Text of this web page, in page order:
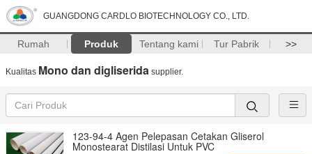
GUANGDONG CARDLO BIOTECHNOLOGY CO., LTD.
Rumah Produk Tentang kami Tur Pabrik >>
Kualitas Mono dan digliserida supplier.
123-94-4 Agen Pelepasan Cetakan Gliserol
Monostearat Distilasi Untuk PVC